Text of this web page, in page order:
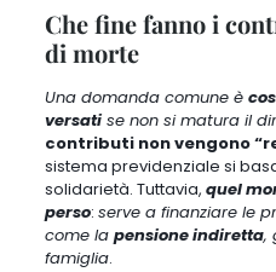
Che fine fanno i
di morte
Una domanda comune è
versatise non si matura il
contributi non vengono
sistema previdenziale si
solidarietà. Tuttavia, quel
perso: serve a finanziare le
come la pensione indiretta,
famiglia.